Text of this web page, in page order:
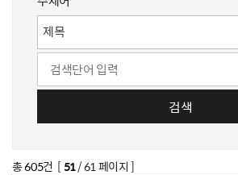
검색
총605건 [51/ 61 페이지 ]